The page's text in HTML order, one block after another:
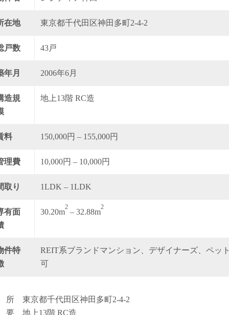
在地 東京都千代田区神田多町2-4-2
戸数 43戸
年月 2006年6月
造規
地上13階 RC造
料 150,000円 – 155,000円
理費 10,000円 – 10,000円
取り 1LDK – 1LDK
有面
30.20m
2
– 32.88m
2
件特
REIT系ブランドマンション、デザイナーズ、ペット
可
東京都千代田区神田多町2-4-2
要 地上13階 RC造